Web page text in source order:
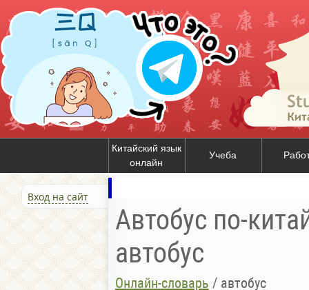
Китайский язык
онлайн
Учеба
Вход на сайт
Автобус по-
автобус
Онлайн-словарь / автобус